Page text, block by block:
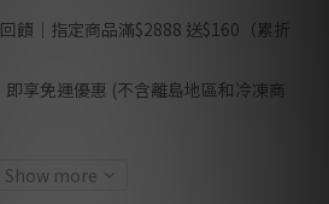
饋｜指定商品滿$2888 送$160（累折
享免運優惠 (不含離島地區和冷凍商
Show more